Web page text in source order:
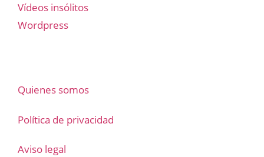
Vídeos insólitos
Wordpress
Quienes somos
Política de privacidad
Aviso legal